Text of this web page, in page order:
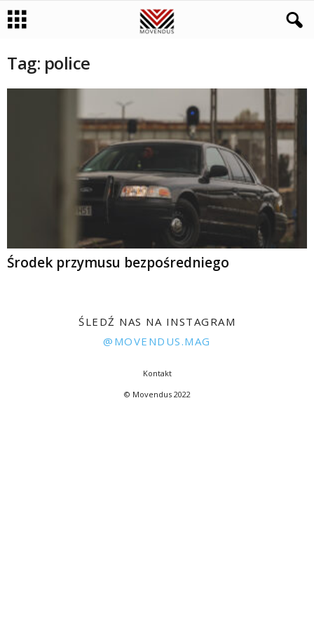
Tag: police
Środek przymusu bezpośredniego
ŚLEDŹ NAS NA INSTAGRAM
@MOVENDUS.MAG
Kontakt
© Movendus 2022